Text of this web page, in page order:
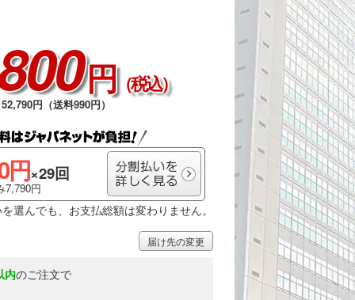
円 （税込）
円（送料990円）
円×29回
7,790円
選んでも、お支払総額は変わりません。
内のご注文で
届け先の変更